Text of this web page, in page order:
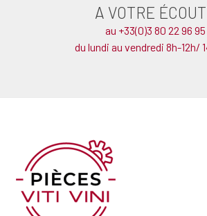
A VOTRE
au +33(0)3 80 22 96 95
du lundi au vendredi 8h-12h/